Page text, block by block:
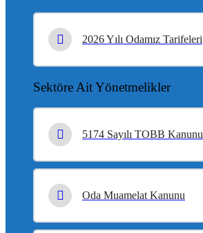
2026 Yılı Odamız Tarifeleri
Sektöre Ait Yönetmelikler
5174 Sayılı TOBB Kanunu
Oda Muamelat Kanunu